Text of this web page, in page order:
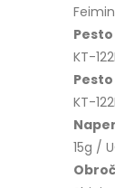
KT-
KT-
15g /